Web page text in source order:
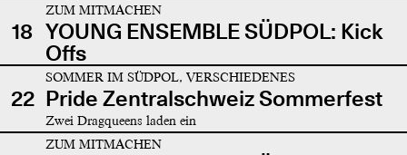
18
ZUM MITMACHEN
YOUNG ENSEMBLE SÜDPOL: Kick
Offs
22
SOMMER IM SÜDPOL, VERSCHIEDENES
Pride Zentralschweiz Sommerfest
Zwei Dragqueens laden ein
ZUM MITMACHEN